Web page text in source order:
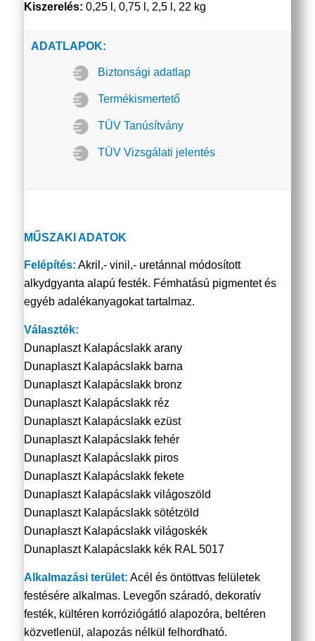
Kiszerelés: 0,25 l, 0,75 l, 2,5 l, 22 kg
ADATLAPOK:
Biztonsági adatlap
Termékismertető
TÜV Tanúsítvány
TÜV Vizsgálati jelentés
MŰSZAKI ADATOK
Felépítés: Akril,- vinil,- uretánnal módosított
alkydgyanta alapú festék. Fémhatású pigmentet és
egyéb adalékanyagokat tartalmaz.
Választék:
Dunaplaszt Kalapácslakk arany
Dunaplaszt Kalapácslakk barna
Dunaplaszt Kalapácslakk bronz
Dunaplaszt Kalapácslakk réz
Dunaplaszt Kalapácslakk ezüst
Dunaplaszt Kalapácslakk fehér
Dunaplaszt Kalapácslakk piros
Dunaplaszt Kalapácslakk fekete
Dunaplaszt Kalapácslakk világoszöld
Dunaplaszt Kalapácslakk sötétzöld
Dunaplaszt Kalapácslakk világoskék
Dunaplaszt Kalapácslakk kék RAL 5017
Alkalmazási terület: Acél és öntöttvas felületek
festésére alkalmas. Levegőn száradó, dekoratív
festék, kültéren korróziógátló alapozóra, beltéren
közvetlenül, alapozás nélkül felhordható.